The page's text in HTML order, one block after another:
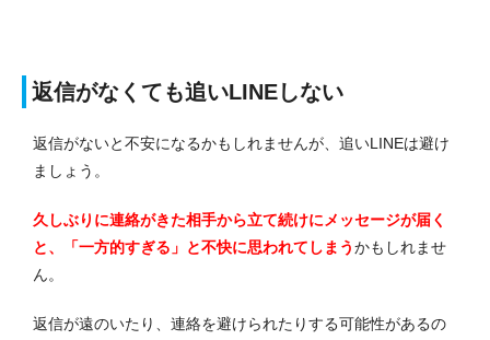
返信がなくても追いLINEしない
返信がないと不安になるかもしれませんが、追いLINEは避け
ましょう。
久しぶりに連絡がきた相手から立て続けにメッセージが届く
と、「一方的すぎる」と不快に思われてしまうかもしれませ
ん。
返信が遠のいたり、連絡を避けられたりする可能性があるの